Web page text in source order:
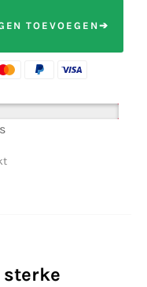
TOEVOEGEN➔
sterke